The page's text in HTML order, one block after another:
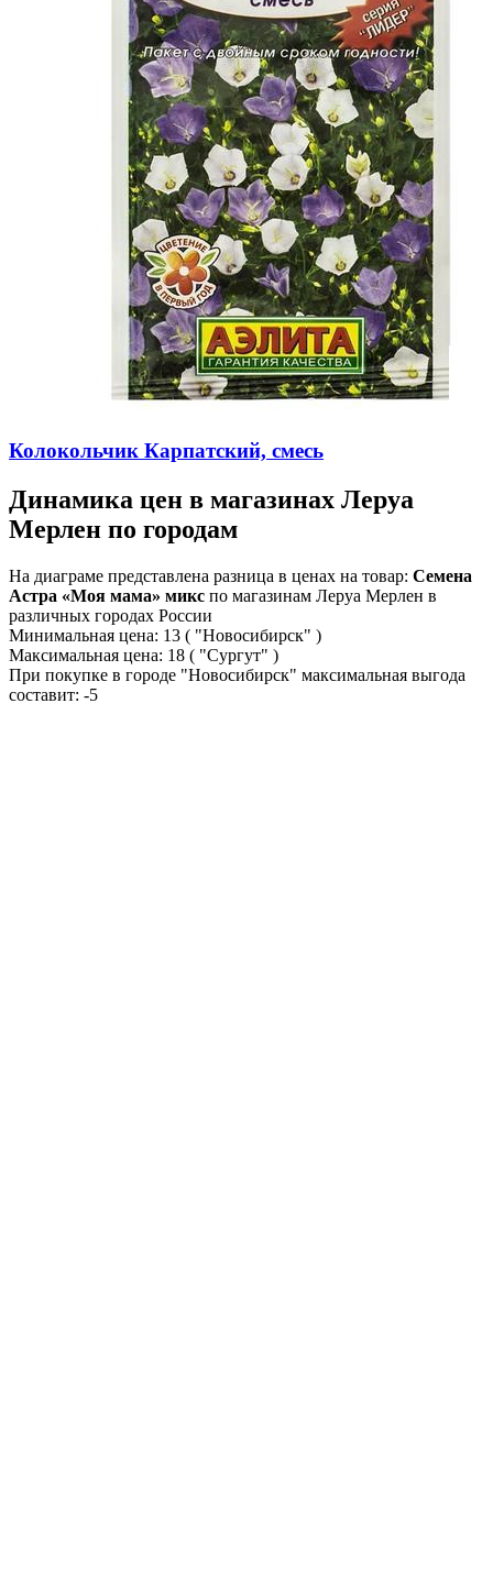
Колокольчик Карпатский, смесь
Динамика цен в магазинах Леруа
Мерлен по городам
На диаграме представлена разница в ценах на товар: Семена
Астра «Моя мама» микс по магазинам Леруа Мерлен в
различных городах России
Минимальная цена: 13 ( "Новосибирск" )
Максимальная цена: 18 ( "Сургут" )
При покупке в городе "Новосибирск" максимальная выгода
составит: -5